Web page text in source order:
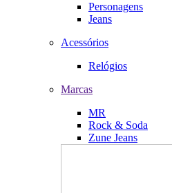
Personagens
Jeans
Acessórios
Relógios
Marcas
MR
Rock & Soda
Zune Jeans